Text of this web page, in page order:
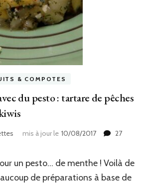
& COMPOTES
du pesto : tartare de pêches
mis à jour le 10/08/2017
27
un pesto… de menthe ! Voilà de
de préparations à base de